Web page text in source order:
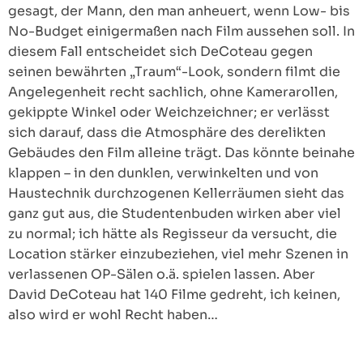
gesagt, der Mann, den man anheuert, wenn Low- bis
No-Budget einigermaßen nach Film aussehen soll. In
diesem Fall entscheidet sich DeCoteau gegen
seinen bewährten „Traum“-Look, sondern filmt die
Angelegenheit recht sachlich, ohne Kamerarollen,
gekippte Winkel oder Weichzeichner; er verlässt
sich darauf, dass die Atmosphäre des derelikten
Gebäudes den Film alleine trägt. Das könnte beinahe
klappen – in den dunklen, verwinkelten und von
Haustechnik durchzogenen Kellerräumen sieht das
ganz gut aus, die Studentenbuden wirken aber viel
zu normal; ich hätte als Regisseur da versucht, die
Location stärker einzubeziehen, viel mehr Szenen in
verlassenen OP-Sälen o.ä. spielen lassen. Aber
David DeCoteau hat 140 Filme gedreht, ich keinen,
also wird er wohl Recht haben…